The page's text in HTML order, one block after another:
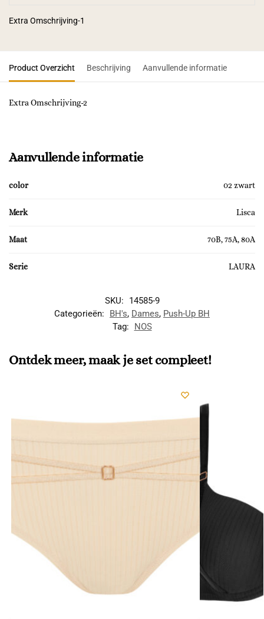
Extra Omschrijving-1
Product Overzicht Beschrijving Aanvullende informatie
Extra Omschrijving-2
Aanvullende informatie
color 02 zwart
Merk Lisca
Maat 70B, 75A, 80A
Serie LAURA
SKU:
14585-9
Categorieën:
BH's, Dames, Push-Up BH
Tag:
NOS
Ontdek meer, maak je set compleet!